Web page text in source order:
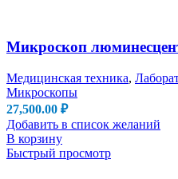
Микроскоп
Медицинская техника,
Микроскопы
27,500.00 ₽
Добавить в список желаний
В корзину
Быстрый просмотр